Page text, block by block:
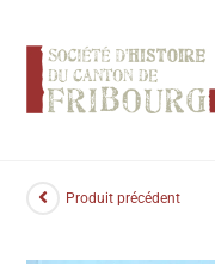
Produit précédent